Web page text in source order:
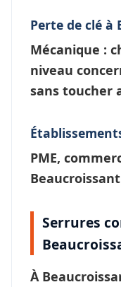
Perte de clé à
Mécanique :
niveau
sans toucher
PME,
Serrures
À